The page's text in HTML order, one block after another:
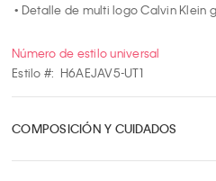
• Detalle de multi logo Calvin Klein
Número de estilo universal
Estilo #: H6AEJAV5-UT1
COMPOSICIÓN Y CUIDADOS